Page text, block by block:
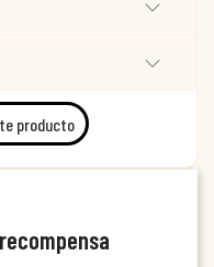
producto